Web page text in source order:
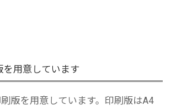
用意しています
版を用意しています。印刷版はA4